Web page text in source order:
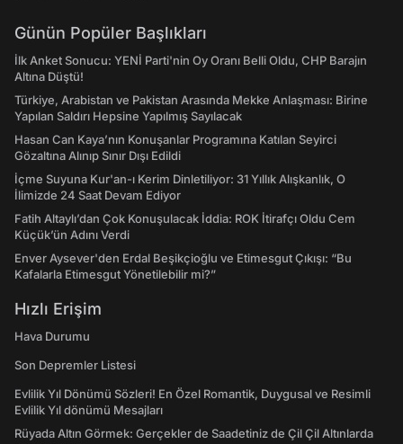
Günün Popüler Başlıkları
İlk Anket Sonucu: YENİ Parti'nin Oy Oranı Belli Oldu, CHP Barajın
Altına Düştü!
Türkiye, Arabistan ve Pakistan Arasında Mekke Anlaşması: Birine
Yapılan Saldırı Hepsine Yapılmış Sayılacak
Hasan Can Kaya’nın Konuşanlar Programına Katılan Seyirci
Gözaltına Alınıp Sınır Dışı Edildi
İçme Suyuna Kur'an-ı Kerim Dinletiliyor: 31 Yıllık Alışkanlık, O
İlimizde 24 Saat Devam Ediyor
Fatih Altaylı’dan Çok Konuşulacak İddia: ROK İtirafçı Oldu Cem
Küçük’ün Adını Verdi
Enver Aysever'den Erdal Beşikçioğlu ve Etimesgut Çıkışı: “Bu
Kafalarla Etimesgut Yönetilebilir mi?”
Hızlı Erişim
Hava Durumu
Son Depremler Listesi
Evlilik Yıl Dönümü Sözleri! En Özel Romantik, Duygusal ve Resimli
Evlilik Yıl dönümü Mesajları
Rüyada Altın Görmek: Gerçekler de Saadetiniz de Çil Çil Altınlarda